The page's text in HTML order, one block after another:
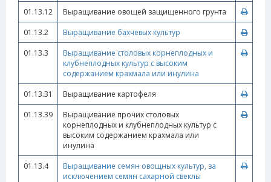
01.13.12
Выращивание овощей защищенного грунта
01.13.2
Выращивание бахчевых культур
01.13.3
Выращивание столовых корнеплодных и
клубнеплодных культур с высоким
содержанием крахмала или инулина
01.13.31
Выращивание картофеля
01.13.39
Выращивание прочих столовых
корнеплодных и клубнеплодных культур с
высоким содержанием крахмала или
инулина
01.13.4
Выращивание семян овощных культур, за
исключением семян сахарной свеклы